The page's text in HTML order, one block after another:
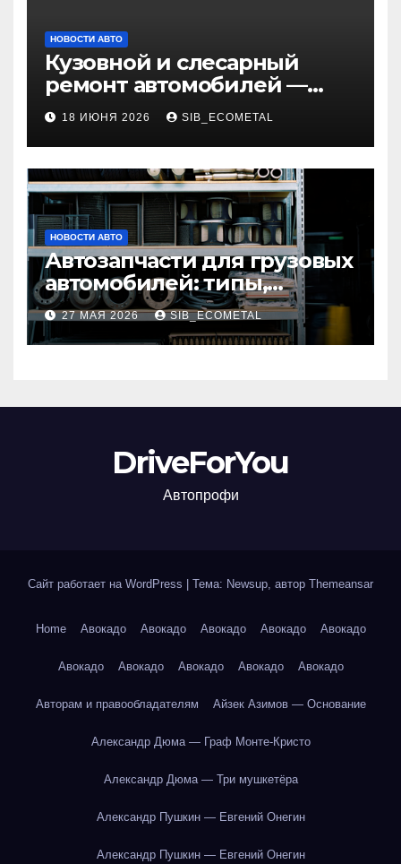
НОВОСТИ АВТО
Кузовной и слесарный
ремонт автомобилей —
наличие оригинальных
запчастей и типичные
сроки выполнения работ
18 ИЮНЯ 2026 SIB_ECOMETAL
НОВОСТИ АВТО
Автозапчасти для грузовых
автомобилей: типы,
совместимость и критерии
подбора
27 МАЯ 2026 SIB_ECOMETAL
DriveForYou
Автопрофи
Сайт работает на WordPress Тема: Newsup, автор Themeansar
Home Авокадо Авокадо Авокадо Авокадо Авокадо
Авокадо Авокадо Авокадо Авокадо Авокадо
Авторам и правообладателям Айзек Азимов — Основание
Александр Дюма — Граф Монте-Кристо
Александр Дюма — Три мушкетёра
Александр Пушкин — Евгений Онегин
Александр Пушкин — Евгений Онегин